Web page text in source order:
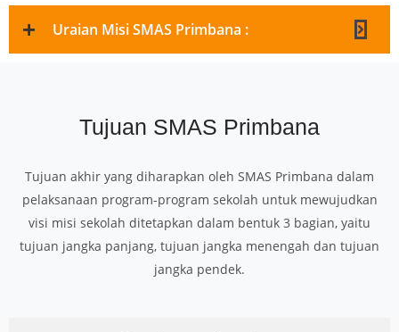
Uraian Misi SMAS Primbana :
Tujuan SMAS Primbana
Tujuan akhir yang diharapkan oleh SMAS Primbana dalam
pelaksanaan program-program sekolah untuk mewujudkan
visi misi sekolah ditetapkan dalam bentuk 3 bagian, yaitu
tujuan jangka panjang, tujuan jangka menengah dan tujuan
jangka pendek.